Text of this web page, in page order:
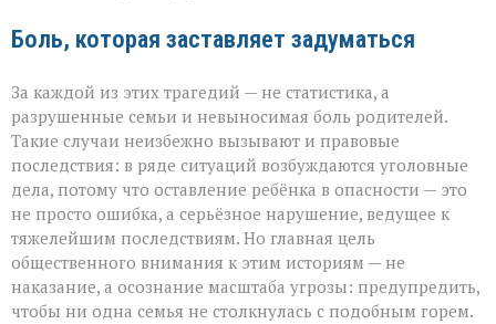
Боль, которая заставляет задуматься
За каждой из этих трагедий — не статистика, а
разрушенные семьи и невыносимая боль родителей.
Такие случаи неизбежно вызывают и правовые
последствия: в ряде ситуаций возбуждаются уголовные
дела, потому что оставление ребёнка в опасности — это
не просто ошибка, а серьёзное нарушение, ведущее к
тяжелейшим последствиям. Но главная цель
общественного внимания к этим историям — не
наказание, а осознание масштаба угрозы: предупредить,
чтобы ни одна семья не столкнулась с подобным горем.